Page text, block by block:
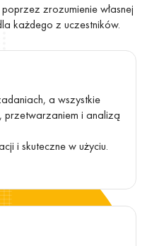
zrozumienie własnej
każdego z uczestników.
a wszystkie
przetwarzaniem i analizą
i skuteczne w użyciu.
kompetencji
jak i w
i rekomendacji